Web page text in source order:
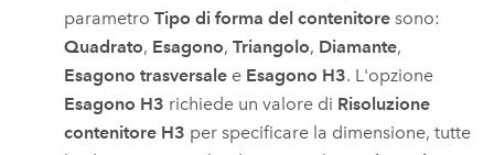
parametroTipo di forma del contenitore sono:
Quadrato, Esagono,Triangolo, Diamante,
Esagono trasversale e Esagono H3. L'opzione
Esagono H3 richiede un valore di Risoluzione
contenitore H3 per specificare la dimensione, tutte